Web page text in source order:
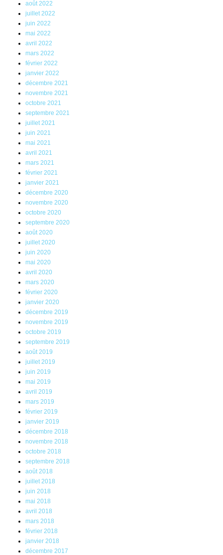
août 2022
juillet 2022
juin 2022
mai 2022
avril 2022
mars 2022
février 2022
janvier 2022
décembre 2021
novembre 2021
octobre 2021
septembre 2021
juillet 2021
juin 2021
mai 2021
avril 2021
mars 2021
février 2021
janvier 2021
décembre 2020
novembre 2020
octobre 2020
septembre 2020
août 2020
juillet 2020
juin 2020
mai 2020
avril 2020
mars 2020
février 2020
janvier 2020
décembre 2019
novembre 2019
octobre 2019
septembre 2019
août 2019
juillet 2019
juin 2019
mai 2019
avril 2019
mars 2019
février 2019
janvier 2019
décembre 2018
novembre 2018
octobre 2018
septembre 2018
août 2018
juillet 2018
juin 2018
mai 2018
avril 2018
mars 2018
février 2018
janvier 2018
décembre 2017